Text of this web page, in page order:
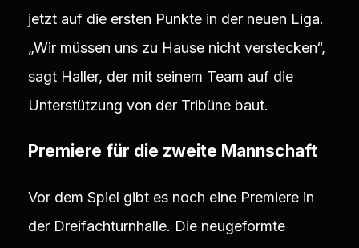
jetzt auf die ersten Punkte in der neuen Liga.
„Wir müssen uns zu Hause nicht verstecken“,
sagt Haller, der mit seinem Team auf die
Unterstützung von der Tribüne baut.
Premiere für die zweite Mannschaft
Vor dem Spiel gibt es noch eine Premiere in
der Dreifachturnhalle. Die neugeformte